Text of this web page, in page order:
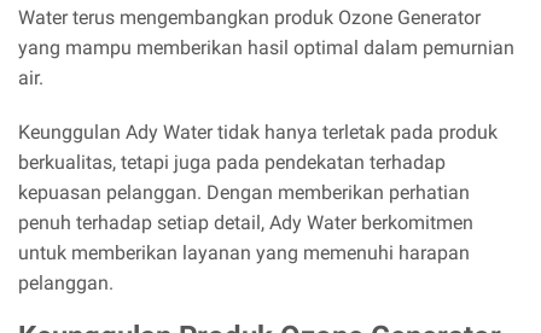
Water terus mengembangkan produk Ozone Generator
yang mampu memberikan hasil optimal dalam pemurnian
air.
Keunggulan Ady Water tidak hanya terletak pada produk
berkualitas, tetapi juga pada pendekatan terhadap
kepuasan pelanggan. Dengan memberikan perhatian
penuh terhadap setiap detail, Ady Water berkomitmen
untuk memberikan layanan yang memenuhi harapan
pelanggan.